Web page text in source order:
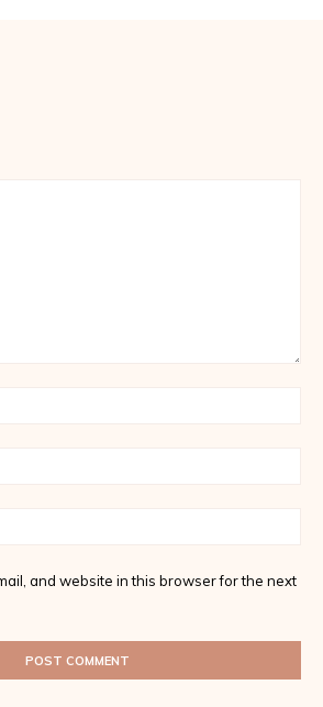
and website in this browser for the next